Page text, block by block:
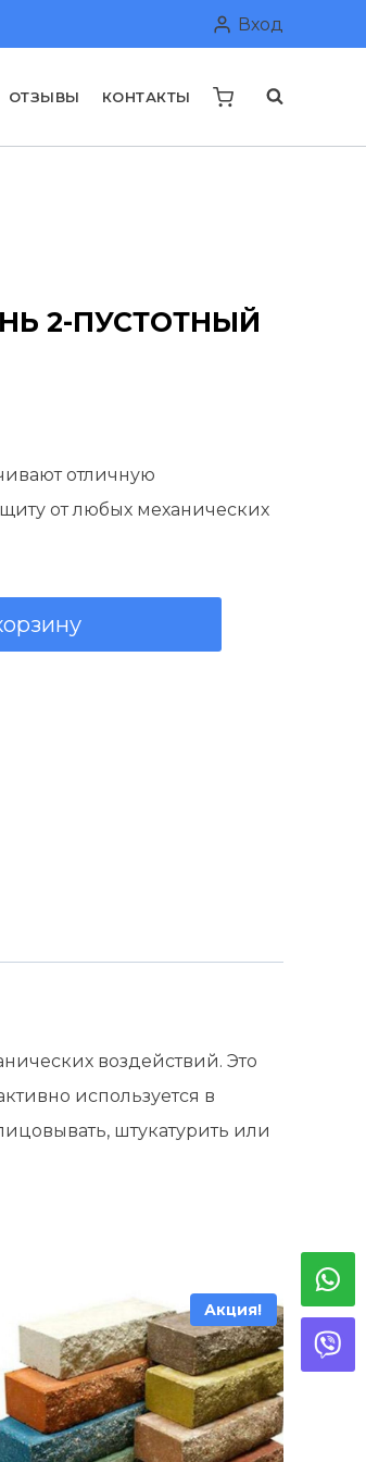
Вход
ОТЗЫВЫ КОНТАКТЫ
2-ПУСТОТНЫЙ
отличную
от любых механических
воздействий. Это
используется в
штукатурить или
Акция!